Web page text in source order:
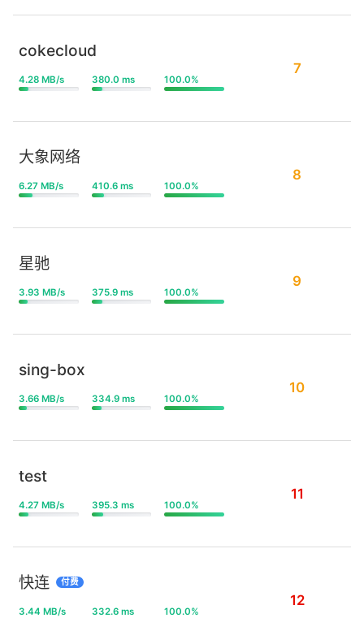
cokecloud
4.28 MB/s 380.0 ms 100.0%
7
大象网络
6.27 MB/s 410.6 ms 100.0%
8
星驰
3.93 MB/s 375.9 ms 100.0%
9
sing-box
3.66 MB/s 334.9 ms 100.0%
10
test
4.27 MB/s 395.3 ms 100.0%
11
快连 付费
3.44 MB/s 332.6 ms 100.0%
12